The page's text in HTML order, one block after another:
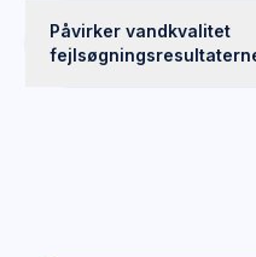
Påvirker vandkvalitet